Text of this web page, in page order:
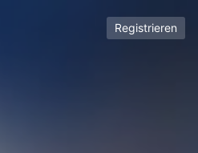
Registrieren